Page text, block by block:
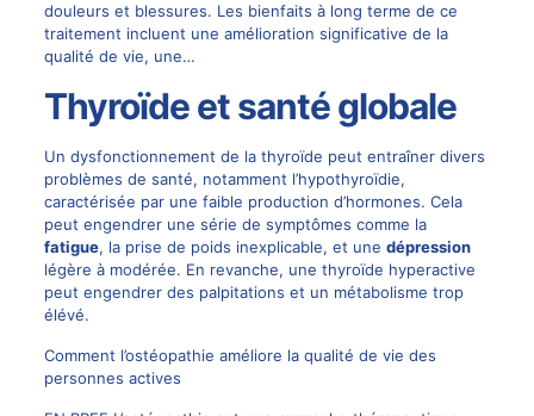
douleurs et blessures. Les bienfaits à long terme de ce
traitement incluent une amélioration significative de la
qualité de vie, une…
Thyroïde et santé globale
Un dysfonctionnement de la thyroïde peut entraîner divers
problèmes de santé, notamment l’hypothyroïdie,
caractérisée par une faible production d’hormones. Cela
peut engendrer une série de symptômes comme la
fatigue, la prise de poids inexplicable, et une dépression
légère à modérée. En revanche, une thyroïde hyperactive
peut engendrer des palpitations et un métabolisme trop
élévé.
Comment l’ostéopathie améliore la qualité de vie des
personnes actives